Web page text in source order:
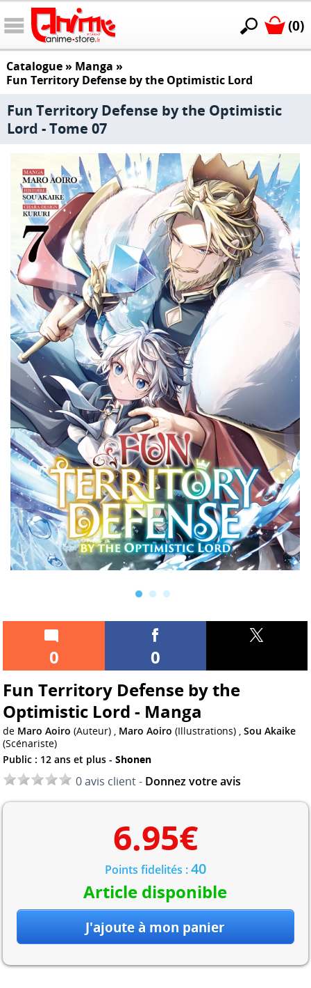
(0)
Catalogue» Manga »
Fun Territory Defense by the Optimistic Lord
Fun Territory Defense by the Optimistic
Lord - Tome 07
0
0
Fun Territory Defense by the
Optimistic Lord - Manga
de Maro Aoiro (Auteur) , Maro Aoiro (Illustrations) ,Sou Akaike
(Scénariste)
Public : 12 ans et plus -Shonen
0 avis client - Donnez votre avis
6.95€
Points fidelités :40
Article disponible